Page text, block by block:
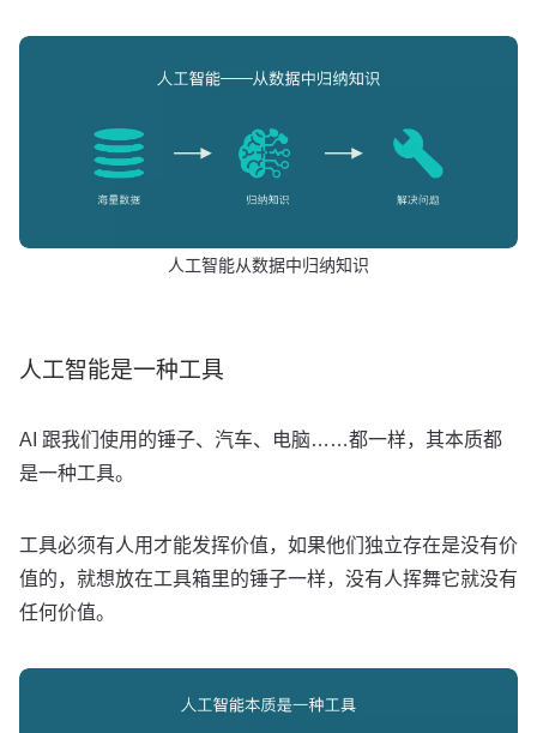
人工智能从数据中归纳知识
人工智能是一种工具
AI 跟我们使用的锤子、汽车、电脑……都一样，其本质都
是一种工具。
工具必须有人用才能发挥价值，如果他们独立存在是没有价
值的，就想放在工具箱里的锤子一样，没有人挥舞它就没有
任何价值。